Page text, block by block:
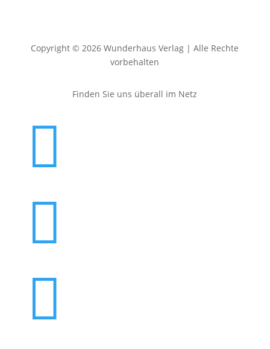
Copyright © 2026 Wunderhaus Verlag | Alle Rechte
vorbehalten
Finden Sie uns überall im Netz


